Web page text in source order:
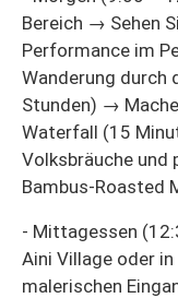
Bereich → Sehen
Performance im
Wanderung durch
Stunden) →
Waterfall (15
Volksbräuche und
Bambus-Roasted
- Mittagessen
Aini Village oder
malerischen